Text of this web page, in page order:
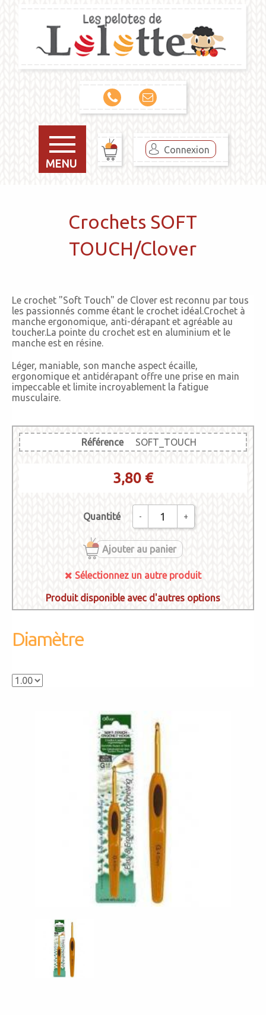
MENU
Connexion
Crochets SOFT
TOUCH/Clover
Le crochet "Soft Touch" de Clover est reconnu par tous
les passionnés comme étant le crochet idéal.Crochet à
manche ergonomique, anti-dérapant et agréable au
toucher.La pointe du crochet est en aluminium et le
manche est en résine.
Léger, maniable, son manche aspect écaille,
ergonomique et antidérapant offre une prise en main
impeccable et limite incroyablement la fatigue
musculaire.
Référence SOFT_TOUCH
3,80 €
Quantité - +
Ajouter au panier
Sélectionnez un autre produit
Produit disponible avec d'autres options
Diamètre